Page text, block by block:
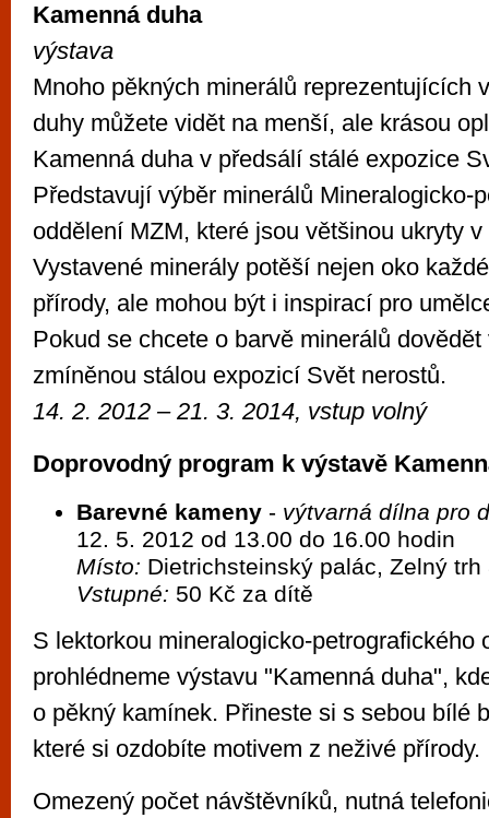
Kamenná duha
výstava
Mnoho pěkných minerálů reprezentujících
duhy můžete vidět na menší, ale krásou
Kamenná duha v předsálí stálé expozice
Představují výběr minerálů Mineralogicko-
oddělení MZM, které jsou většinou ukryty
Vystavené minerály potěší nejen oko
přírody, ale mohou být i inspirací pro
Pokud se chcete o barvě minerálů
zmíněnou stálou expozicí Svět nerostů.
14. 2. 2012 – 21. 3. 2014, vstup volný
Doprovodný program k výstavě
Barevné kameny - výtvarná dílna pro
12. 5. 2012 od 13.00 do 16.00 hodin
Místo: Dietrichsteinský palác, Zelný trh
Vstupné: 50 Kč za dítě
S lektorkou mineralogicko-petrografického
prohlédneme výstavu "Kamenná duha",
o pěkný kamínek. Přineste si s sebou bílé
které si ozdobíte motivem z neživé přírody.
Omezený počet návštěvníků, nutná